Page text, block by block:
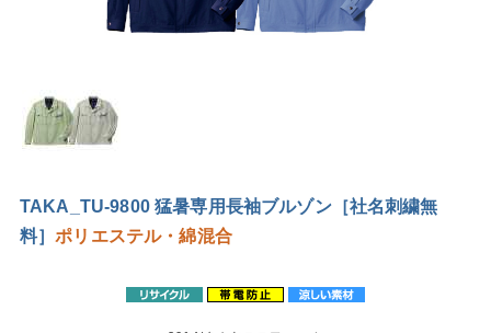
TAKA_TU-9800 猛暑専用長袖ブルゾン［社名刺繍無
料］ポリエステル・綿混合